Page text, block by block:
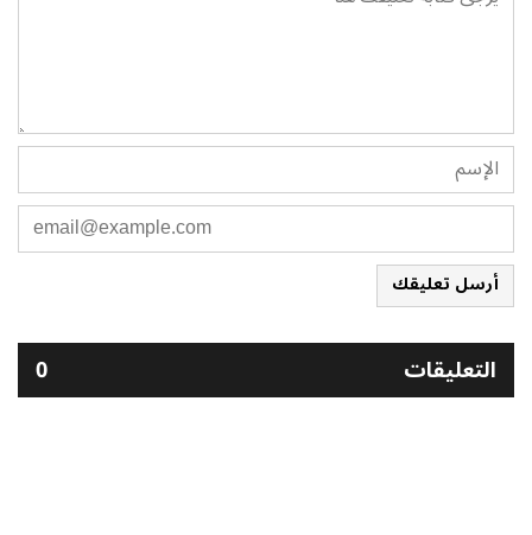
أرسل تعليقك
التعليقات 0